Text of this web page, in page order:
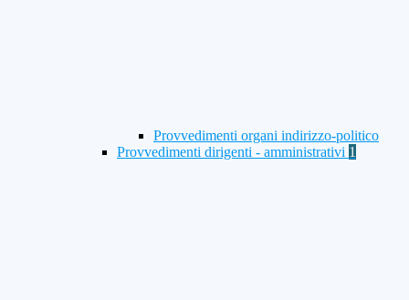
Provvedimenti organi indirizzo-politico
Provvedimenti dirigenti - amministrativi 1